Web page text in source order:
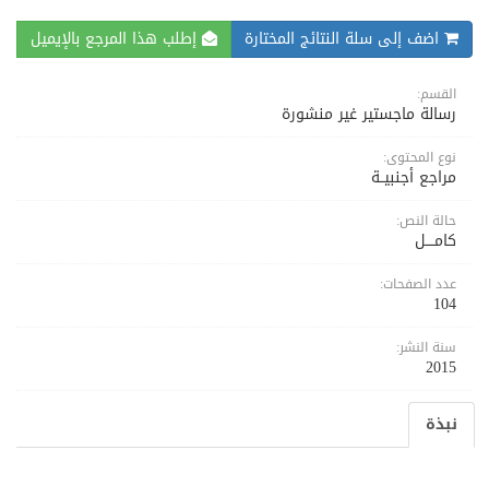
اضف إلى سلة النتائج المختارة إطلب هذا المرجع بالإيميل
القسم:
رسالة ماجستير غير منشورة
نوع المحتوى:
مراجع أجنبيــة
حالة النص:
كامــــل
عدد الصفحات:
104
سنة النشر:
2015
نبذة